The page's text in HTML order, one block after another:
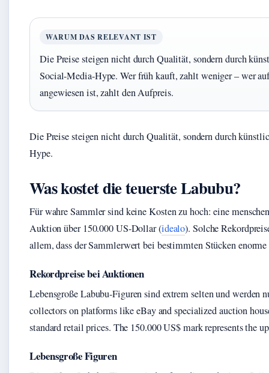
WARUM DAS RELEVANT IST
Die Preise steigen nicht durch Qualität, sondern durch
Social-Media-Hype. Wer früh kauft, zahlt weniger – wer
angewiesen ist, zahlt den Aufpreis.
Die Preise steigen nicht durch Qualität, sondern durch
Hype.
Was kostet die teuerste Labubu?
Für wahre Sammler sind keine Kosten zu hoch: eine
Auktion über 150.000 US-Dollar (idealo). Solche
allem, dass der Sammlerwert bei bestimmten Stücken
Rekordpreise bei Auktionen
Lebensgroße Labubu-Figuren sind extrem selten und werden
collectors on platforms like eBay and specialized auction
standard retail prices. The 150.000 US$ mark represents the
Lebensgroße Figuren